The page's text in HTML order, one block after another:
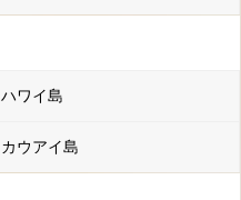
ハワイ島
カウアイ島